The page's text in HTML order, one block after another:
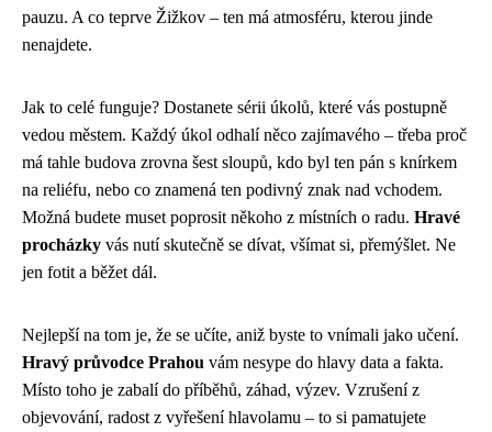
pauzu. A co teprve Žižkov – ten má atmosféru, kterou jinde
nenajdete.
Jak to celé funguje? Dostanete sérii úkolů, které vás postupně
vedou městem. Každý úkol odhalí něco zajímavého – třeba proč
má tahle budova zrovna šest sloupů, kdo byl ten pán s knírkem
na reliéfu, nebo co znamená ten podivný znak nad vchodem.
Možná budete muset poprosit někoho z místních o radu. Hravé
procházky vás nutí skutečně se dívat, všímat si, přemýšlet. Ne
jen fotit a běžet dál.
Nejlepší na tom je, že se učíte, aniž byste to vnímali jako učení.
Hravý průvodce Prahou vám nesype do hlavy data a fakta.
Místo toho je zabalí do příběhů, záhad, výzev. Vzrušení z
objevování, radost z vyřešení hlavolamu – to si pamatujete